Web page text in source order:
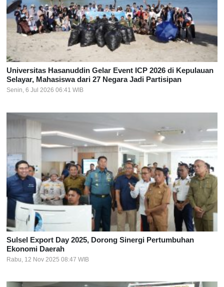
Universitas Hasanuddin Gelar Event ICP 2026 di Kepulauan
Selayar, Mahasiswa dari 27 Negara Jadi Partisipan
Senin, 6 Jul 2026 06:41 WIB
Sulsel Export Day 2025, Dorong Sinergi Pertumbuhan
Ekonomi Daerah
Rabu, 12 Nov 2025 08:47 WIB